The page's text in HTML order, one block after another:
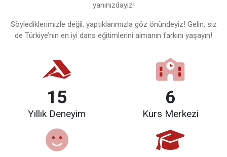
yanınızdayız!
Söylediklerimizle değil, yaptıklarımızla göz önündeyiz! Gelin, siz
de Türkiye’nin en iyi dans eğitimlerini almanın farkını yaşayın!
15
Yıllık Deneyim
6
Kurs Merkezi